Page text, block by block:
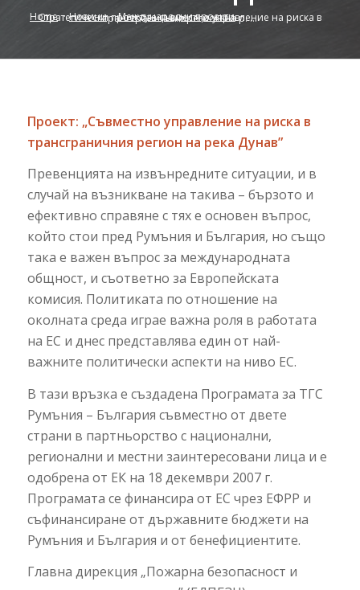
Home / Новини / Международни проекти /
Стратегически проект за съвместно управление на риска в трансграничния регион на р. ...
Проект: „Съвместно управление на риска в
трансграничния регион на река Дунав”
Превенцията на извънредните ситуации, и в
случай на възникване на такива – бързото и
ефективно справяне с тях е основен въпрос,
който стои пред Румъния и България, но също
така е важен въпрос за международната
общност, и съответно за Европейската
комисия. Политиката по отношение на
околната среда играе важна роля в работата
на ЕС и днес представлява един от най-
важните политически аспекти на ниво ЕС.
В тази връзка е създадена Програмата за ТГС
Румъния – България съвместно от двете
страни в партньорство с национални,
регионални и местни заинтересовани лица и е
одобрена от ЕК на 18 декември 2007 г.
Програмата се финансира от ЕС чрез ЕФРР и
съфинансиране от държавните бюджети на
Румъния и България и от бенефициентите.
Главна дирекция „Пожарна безопасност и